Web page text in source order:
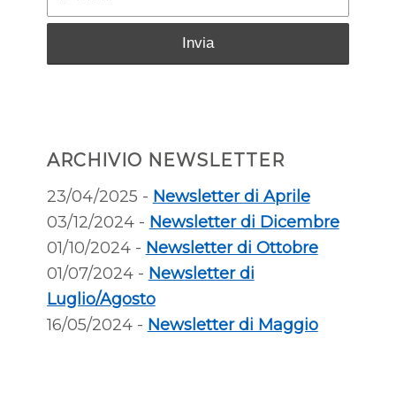
ARCHIVIO NEWSLETTER
23/04/2025 - Newsletter di Aprile
03/12/2024 - Newsletter di Dicembre
01/10/2024 - Newsletter di Ottobre
01/07/2024 - Newsletter di
Luglio/Agosto
16/05/2024 - Newsletter di Maggio